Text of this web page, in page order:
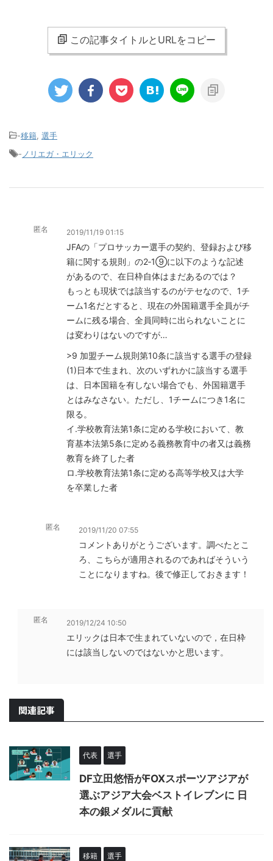
この記事タイトルとURLをコピー
-移籍, 選手
-ノリエガ・エリック
匿名 2019/11/19 01:15
JFAの「プロサッカー選手の契約、登録および移
籍に関する規則」の2‐1⑨に以下のような記述
があるので、在日枠自体はまだあるのでは？
もっとも現状では該当するのがテセなので、1チ
ーム1名だとすると、現在の外国籍選手全員がチ
ームに残る場合、全員同時に出られないことに
は変わりはないのですが…
>9 加盟チーム規則第10条に該当する選手の登録
(1)日本で生まれ、次のいずれかに該当する選手
は、日本国籍を有しない場合でも、外国籍選手
とはみなさない。ただし、1チームにつき1名に
限る。
イ.学校教育法第1条に定める学校において、教
育基本法第5条に定める義務教育中の者又は義務
教育を終了した者
ロ.学校教育法第1条に定める高等学校又は大学
を卒業した者
匿名 2019/11/20 07:55
コメントありがとうございます。調べたとこ
ろ、こちらが適用されるのであればそういう
ことになりますね。後で修正しておきます！
匿名 2019/12/24 10:50
エリックは日本で生まれていないので，在日枠
には該当しないのではないかと思います。
関連記事
代表 選手
DF立田悠悟がFOXスポーツアジアが
選ぶアジア大会ベストイレブンに 日
本の銀メダルに貢献
移籍 選手